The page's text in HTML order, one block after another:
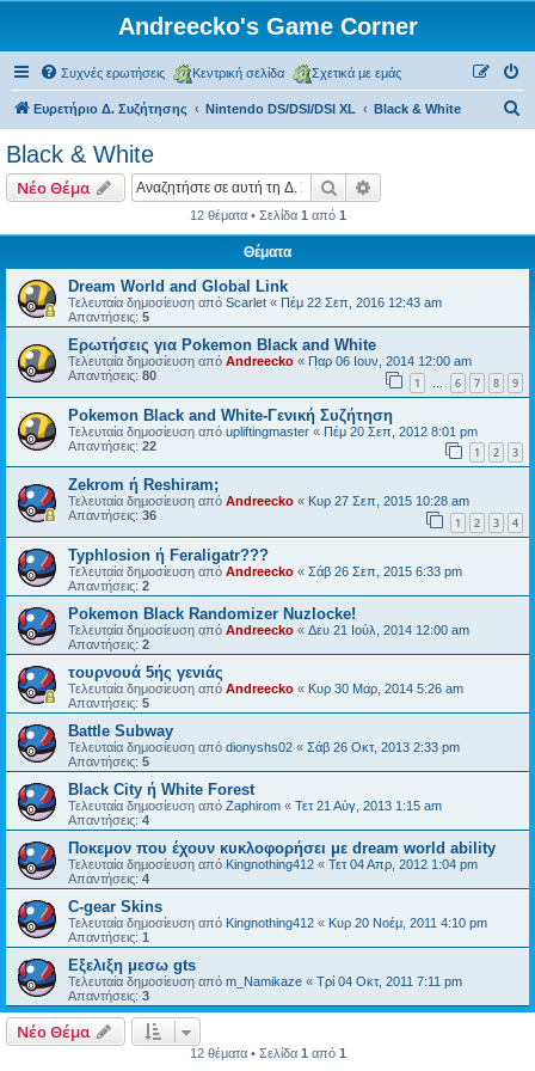
Andreecko's Game Corner
Συχνές ερωτήσεις Κεντρική σελίδα Σχετικά με εμάς
Ευρετήριο Δ. Συζήτησης Nintendo DS/DSI/DSI XL Black & White
Black & White
Νέο Θέμα Αναζήτηση
12 θέματα • Σελίδα 1 από 1
Θέματα
Dream World and Global Link
Τελευταία δημοσίευση από Scarlet « Πέμ 22 Σεπ, 2016 12:43 am
Απαντήσεις: 5
Ερωτήσεις για Pokemon Black and White
Τελευταία δημοσίευση από Andreecko « Παρ 06 Ιουν, 2014 12:00 am
Απαντήσεις: 80 1 … 6 7 8 9
Pokemon Black and White-Γενική Συζήτηση
Τελευταία δημοσίευση από upliftingmaster « Πέμ 20 Σεπ, 2012 8:01 pm
Απαντήσεις: 22 1 2 3
Zekrom ή Reshiram;
Τελευταία δημοσίευση από Andreecko « Κυρ 27 Σεπ, 2015 10:28 am
Απαντήσεις: 36 1 2 3 4
Typhlosion ή Feraligatr???
Τελευταία δημοσίευση από Andreecko « Σάβ 26 Σεπ, 2015 6:33 pm
Απαντήσεις: 2
Pokemon Black Randomizer Nuzlocke!
Τελευταία δημοσίευση από Andreecko « Δευ 21 Ιούλ, 2014 12:00 am
Απαντήσεις: 2
τουρνουά 5ής γενιάς
Τελευταία δημοσίευση από Andreecko « Κυρ 30 Μαρ, 2014 5:26 am
Απαντήσεις: 5
Battle Subway
Τελευταία δημοσίευση από dionyshs02 « Σάβ 26 Οκτ, 2013 2:33 pm
Απαντήσεις: 5
Black City ή White Forest
Τελευταία δημοσίευση από Zaphirom « Τετ 21 Αύγ, 2013 1:15 am
Απαντήσεις: 4
Ποκεμον που έχουν κυκλοφορήσει με dream world ability
Τελευταία δημοσίευση από Kingnothing412 « Τετ 04 Απρ, 2012 1:04 pm
Απαντήσεις: 4
C-gear Skins
Τελευταία δημοσίευση από Kingnothing412 « Κυρ 20 Νοέμ, 2011 4:10 pm
Απαντήσεις: 1
Εξελιξη μεσω gts
Τελευταία δημοσίευση από m_Namikaze « Τρί 04 Οκτ, 2011 7:11 pm
Απαντήσεις: 3
Νέο Θέμα
12 θέματα • Σελίδα 1 από 1